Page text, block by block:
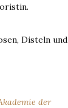
Disteln und
der